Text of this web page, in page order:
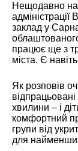
Нещодавно
адміністрації
заклад у
працює ще з
міста. Є
Як розповів
хвилини – і
комфортний
групи від
для